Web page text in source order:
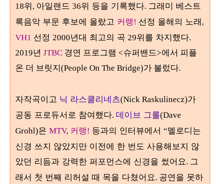
18위, 아일랜드 36위 등을 기록했다. 그래미 베스트
록음악 부문 후보에 올랐고 커랭 ! 선정 올해의 노래,
VH1 선정 2000년대 최고의 곡 29위를 차지했다.
2019년 JTBC 경연 프로그램 <슈퍼밴드>에서 피플
온 더 브릿지(People On The Bridge)가 불렀다.
자작곡이고 닉 라스쿨리네츠(Nick Raskulinecz)가
공동 프로듀서로 참여했다. 데이브 그롤(Dave
Grohl)은 MTV, 커랭 ! 등과의 인터뷰에서 “멜로디는
신경 쓰지 않았지만 이전에 한 번도 사용해보지 않
았던 리듬과 강력한 퍼포먼스에 신경을 썼어요. 그
래서 첫 번째 리허설 때 목을 다쳤어요. 공연을 못하